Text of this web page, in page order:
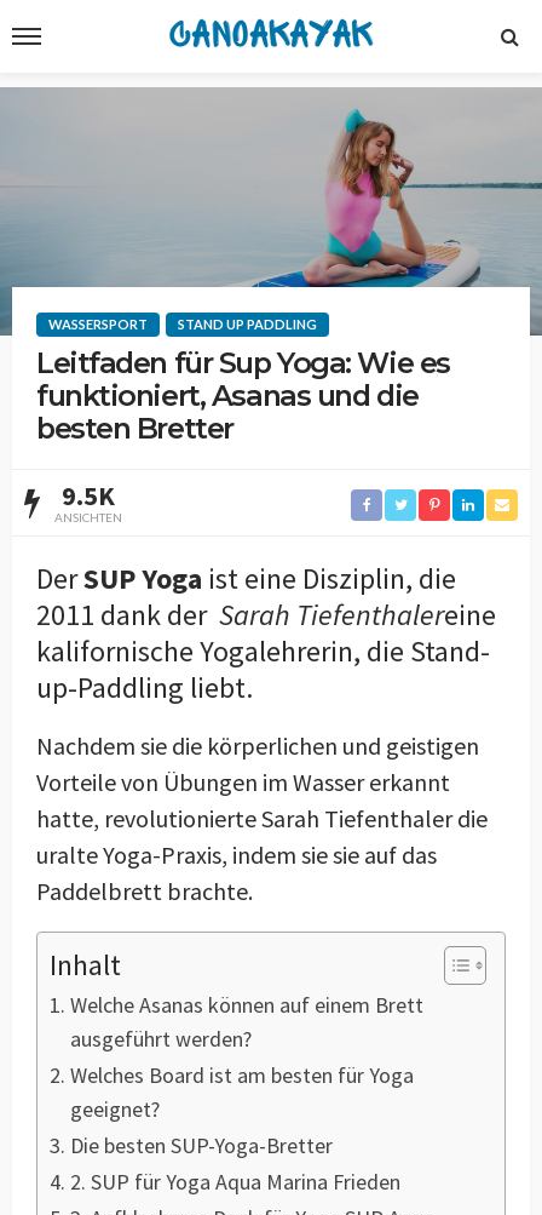
WASSERSPORT STAND UP PADDLING
Leitfaden für Sup Yoga: Wie es
funktioniert, Asanas und die
besten Bretter
9.5K
ANSICHTEN
DerSUP Yoga ist eine Disziplin, die
2011 dank der Sarah Tiefenthalereine
kalifornische Yogalehrerin, die Stand-
up-Paddling liebt.
Nachdem sie die körperlichen und geistigen
Vorteile von Übungen im Wasser erkannt
hatte, revolutionierte Sarah Tiefenthaler die
uralte Yoga-Praxis, indem sie sie auf das
Paddelbrett brachte.
Inhalt
Welche Asanas können auf einem Brett
ausgeführt werden?
Welches Board ist am besten für Yoga
geeignet?
Die besten SUP-Yoga-Bretter
2. SUP für Yoga Aqua Marina Frieden